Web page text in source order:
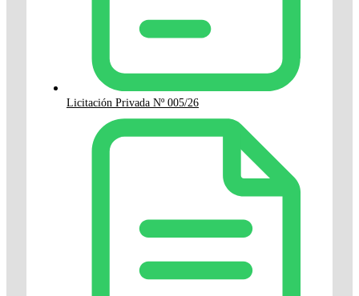
Licitación Privada Nº 005/26